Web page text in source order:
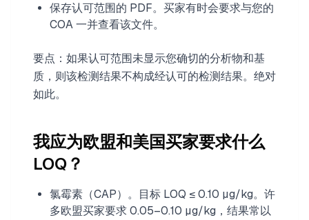
保存认可范围的 PDF。买家有时会要求与您的
COA 一并查看该文件。
要点：如果认可范围未显示您确切的分析物和基
质，则该检测结果不构成经认可的检测结果。绝对
如此。
我应为欧盟和美国买家要求什么
LOQ？
氯霉素（CAP）。目标 LOQ ≤ 0.10 µg/kg。许
多欧盟买家要求 0.05–0.10 µg/kg，结果常以